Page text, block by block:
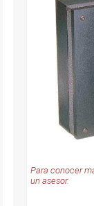
Para conocer
un asesor.